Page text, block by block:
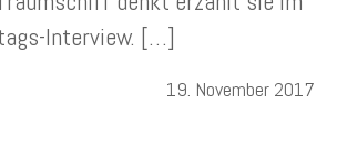
Interview. […]
19. November 2017